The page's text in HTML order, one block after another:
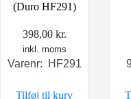
(Duro HF291)
398,00 kr.
inkl. moms
Varenr: HF291
Tilføj til kurv